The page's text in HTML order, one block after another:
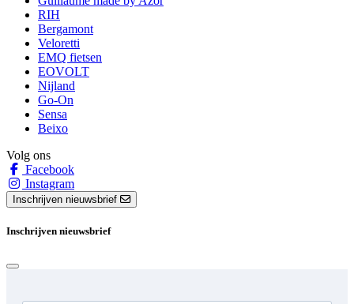
RIH
Bergamont
Veloretti
EMQ fietsen
EOVOLT
Nijland
Go-On
Sensa
Beixo
Volg ons
Facebook
Instagram
Inschrijven nieuwsbrief
Inschrijven nieuwsbrief